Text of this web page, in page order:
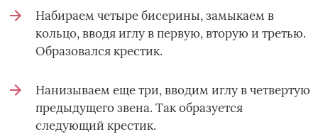
Набираем четыре бисерины, замыкаем в
кольцо, вводя иглу в первую, вторую и третью.
Образовался крестик.
Нанизываем еще три, вводим иглу в четвертую
предыдущего звена. Так образуется
следующий крестик.